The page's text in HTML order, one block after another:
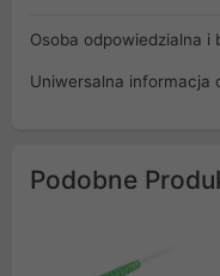
Osoba odpowiedzialna i
Uniwersalna informacja
Podobne